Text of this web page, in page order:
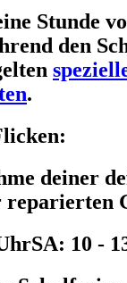
Stunde
den
.
deiner
reparierten
SA: 10 -